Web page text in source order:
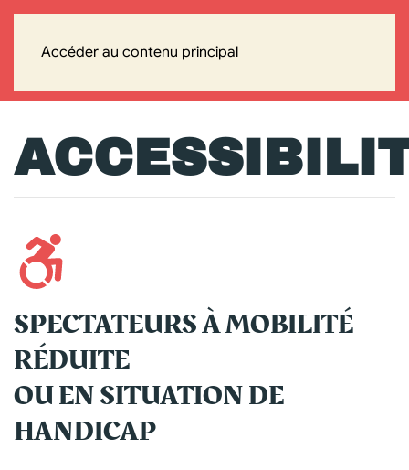
Accéder au contenu principal
SPECTATEURS À MOBILITÉ
RÉDUITE
OU EN SITUATION DE
HANDICAP